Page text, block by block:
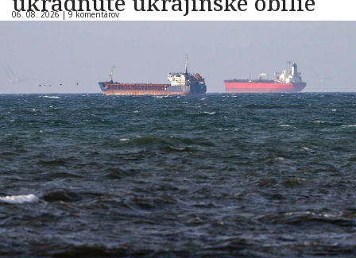
06. 08. 2026 |9 komentárov